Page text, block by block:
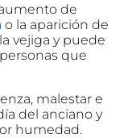
de
o la aparición de
vejiga y puede
que
malestar e
del anciano y
humedad.